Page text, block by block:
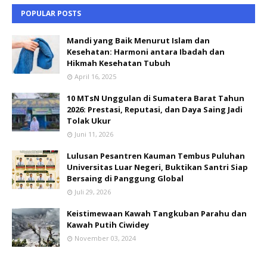
POPULAR POSTS
Mandi yang Baik Menurut Islam dan
Kesehatan: Harmoni antara Ibadah dan
Hikmah Kesehatan Tubuh
April 16, 2025
10 MTsN Unggulan di Sumatera Barat Tahun
2026: Prestasi, Reputasi, dan Daya Saing Jadi
Tolak Ukur
Juni 11, 2026
Lulusan Pesantren Kauman Tembus Puluhan
Universitas Luar Negeri, Buktikan Santri Siap
Bersaing di Panggung Global
Juli 29, 2026
Keistimewaan Kawah Tangkuban Parahu dan
Kawah Putih Ciwidey
November 03, 2024